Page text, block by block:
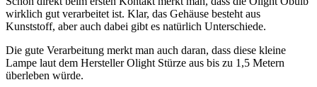
wirklich gut verarbeitet ist. Klar, das Gehäuse besteht aus
Kunststoff, aber auch dabei gibt es natürlich Unterschiede.
Die gute Verarbeitung merkt man auch daran, dass diese kleine
Lampe laut dem Hersteller Olight Stürze aus bis zu 1,5 Metern
überleben würde.